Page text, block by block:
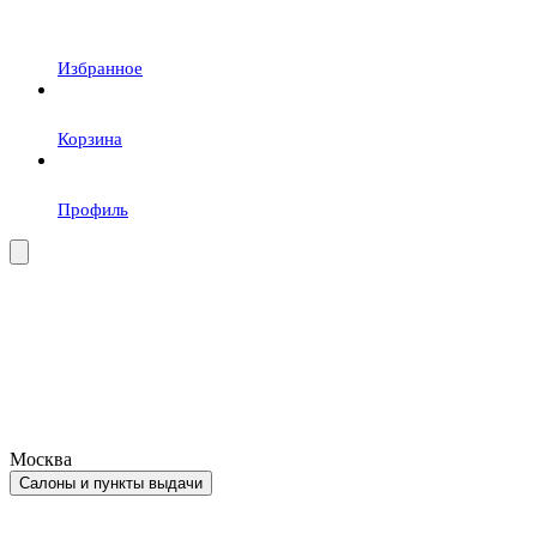
Избранное
Корзина
Профиль
Москва
Салоны и пункты выдачи